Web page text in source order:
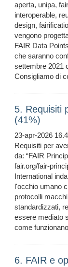
aperta, unipa,
interoperable,
design,
vengono
FAIR Data
che saranno
settembre 2021
Consigliamo di
5. Requisiti
(41%)
23-apr-2026
Requisiti per
da: “FAIR
fair.org/fair-
International
l'occhio umano
protocolli
standardizzati,
essere mediato
come funzionano
6. FAIR e